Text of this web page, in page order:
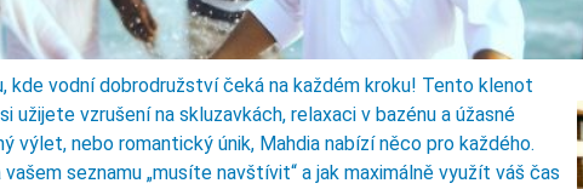
kde vodní dobrodružství čeká na každém kroku! Tento klenot
užijete vzrušení na skluzavkách, relaxaci v bazénu a úžasné
výlet, nebo romantický únik, Mahdia nabízí něco pro každého.
seznamu „musíte navštívit“ a jak maximálně využít váš čas